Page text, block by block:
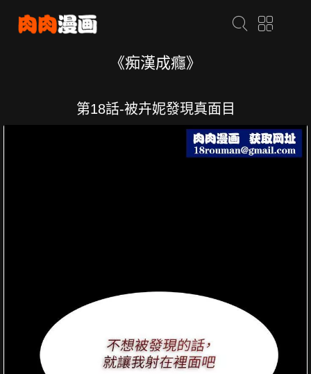
《痴漢成癮》
第18話-被卉妮發現真面目